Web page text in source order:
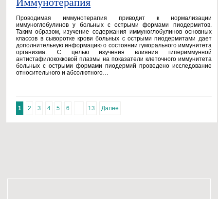
Проводимая иммунотерапия приводит к нормализации
иммуноглобулинов у больных с острыми формами пиодермитов.
Таким образом, изучение содержания иммуноглобулинов основных
классов в сыворотке крови больных с острыми пиодермитами дает
дополнительную информацию о состоянии гуморального иммунитета
организма. С целью изучения влияния гипериммунной
антистафилококковой плазмы на показатели клеточного иммунитета
больных с острыми формами пиодермий проведено исследование
относительного и абсолютного…
1 2 3 4 5 6 13 Далее